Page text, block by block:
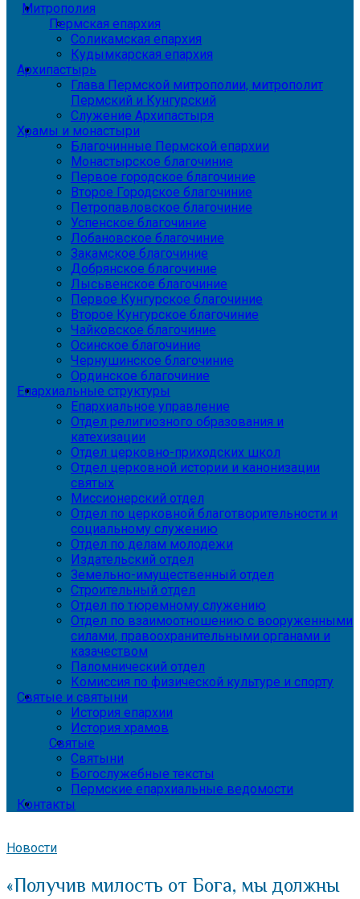
Митрополия
Пермская епархия
Соликамская епархия
Кудымкарская епархия
Архипастырь
Глава Пермской митрополии, митрополит
Пермский и Кунгурский
Служение Архипастыря
Храмы и монастыри
Благочинные Пермской епархии
Монастырское благочиние
Первое городское благочиние
Второе Городское благочиние
Петропавловское благочиние
Успенское благочиние
Лобановское благочиние
Закамское благочиние
Добрянское благочиние
Лысьвенское благочиние
Первое Кунгурское благочиние
Второе Кунгурское благочиние
Чайковское благочиние
Осинское благочиние
Чернушинское благочиние
Ординское благочиние
Епархиальные структуры
Епархиальное управление
Отдел религиозного образования и
катехизации
Отдел церковно-приходских школ
Отдел церковной истории и канонизации
святых
Миссионерский отдел
Отдел по церковной благотворительности и
социальному служению
Отдел по делам молодежи
Издательский отдел
Земельно-имущественный отдел
Строительный отдел
Отдел по тюремному служению
Отдел по взаимоотношению с вооруженными
силами, правоохранительными органами и
казачеством
Паломнический отдел
Комиссия по физической культуре и спорту
Святые и святыни
История епархии
История храмов
Святые
Святыни
Богослужебные тексты
Пермские епархиальные ведомости
Контакты
Новости
«Получив милость от Бога, мы должны